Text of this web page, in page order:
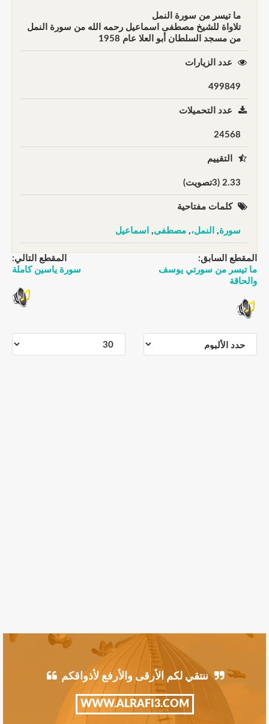
ما تيسر من سورة النمل
تلاواة للشيخ مصطفى اسماعيل رحمه الله من سورة النمل
من مسجد السلطان أبو العلا عام 1958
عدد الزيارات
499849
عدد التحميلات
24568
التقييم
2.33 (3تصويت)
كلمات مفتاحية
سورة, النمل،, مصطفى, اسماعيل
المقطع السابق:
ما تيسر من سورتي يوسف
والحاقة
المقطع التالي:
سورة ياسين كاملة
ننتقي لكم الأرقى والأرفع لأذواقكم
WWW.ALRAFI3.COM